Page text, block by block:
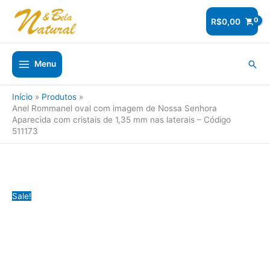
para
conteúdo
R$0,00
Menu
Início
Produtos
Anel Rommanel oval com imagem de Nossa Senhora
Aparecida com cristais de 1,35 mm nas laterais – Código
511173
Sale!